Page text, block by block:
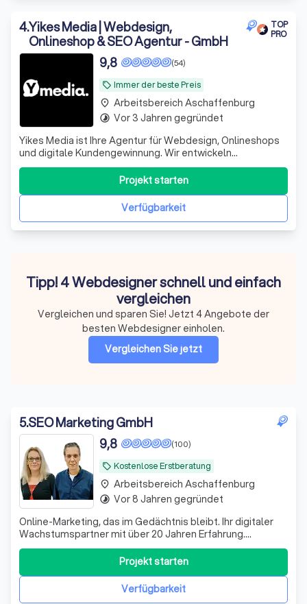
4.Yikes Media | Webdesign,
Onlineshop & SEO Agentur - GmbH
TOP
PRO
local_offer Immer der beste Preis
(54)
9,8
Yikes Media ist Ihre Agentur für Webdesign, Onlineshops
und digitale Kundengewinnung. Wir entwickeln
professionelle Websites mit WordPress, Workflow, Figma
und Onepage sowie leistungsstarke Shopify und
WooCommerce Onlineshops, die gezielt Anfragen und
Umsatz steigern. Unser Fokus liegt auf SEO, Goo
Verfügbarkeit
Projekt starten
place Arbeitsbereich Aschaffenburg
timelapse Vor 3 Jahren gegründet
Tipp! 4 Webdesigner schnell und einfach
vergleichen
Vergleichen und sparen Sie! Jetzt 4 Angebote der
besten Webdesigner einholen.
Vergleichen Sie jetzt
5.SEO Marketing GmbH
local_offer Kostenlose Erstberatung
(100)
9,8
Online-Marketing, das im Gedächtnis bleibt. Ihr digitaler
Wachstumspartner mit über 20 Jahren Erfahrung.
Zukunftssichere Strategien, messbare Ergebnisse,
persönliche Ansprechpartner & mehr!
Verfügbarkeit
Projekt starten
place Arbeitsbereich Aschaffenburg
timelapse Vor 8 Jahren gegründet